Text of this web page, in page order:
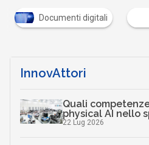
Documenti digitali
InnovAttori
Quali
physical AI nello
22 Lug 2026